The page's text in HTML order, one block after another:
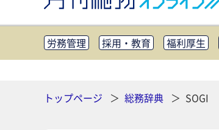
労務管理 採用・教育 福利厚生
知財管理
リスクマネジメント・BCP
トップページ
総務辞典 SOGI